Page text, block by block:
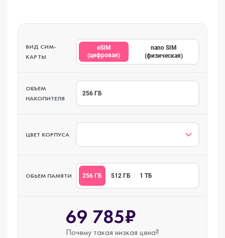
ВИД СИМ-
КАРТЫ
eSIM
(цифровая)
nano SIM
(физическая)
ОБЪЕМ
НАКОПИТЕЛЯ
256 ГБ
ЦВЕТ КОРПУСА
ОБЬЕМ ПАМЯТИ 256 ГБ 512 ГБ 1 ТБ
69 785₽
Почему такая низкая цена?